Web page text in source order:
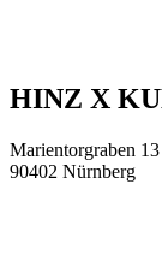
HINZ X
Marientorgraben 13
90402 Nürnberg